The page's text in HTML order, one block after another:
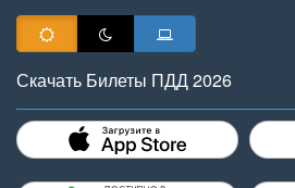
Скачать Билеты ПДД 2026